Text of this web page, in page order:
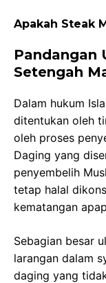
Apakah Steak
Pandangan
Setengah
Dalam hukum
ditentukan oleh
oleh proses
Daging yang
penyembelih
tetap halal
kematangan
Sebagian besar
larangan dalam
daging yang